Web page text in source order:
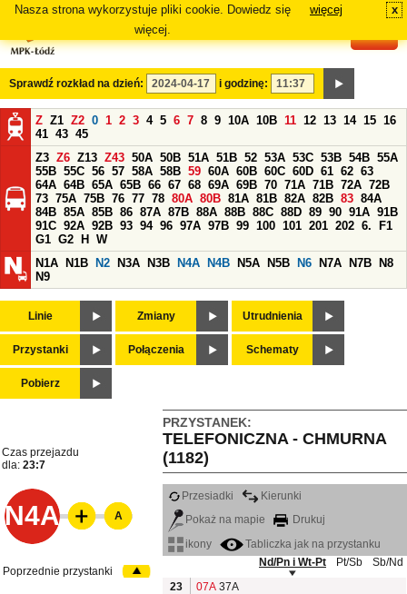
Nasza strona wykorzystuje pliki cookie. Dowiedz się
więcej.
więcej x
Sprawdź rozkład na dzień: i godzinę:
Z Z1 Z2 0 1 2 3 4 5 6 7 8 9 10A 10B 11 12 13 14 15 16
41 43 45
Z3 Z6 Z13 Z43 50A 50B 51A 51B 52 53A 53C 53B 54B 55A
55B 55C 56 57 58A 58B 59 60A 60B 60C 60D 61 62 63
64A 64B 65A 65B 66 67 68 69A 69B 70 71A 71B 72A 72B
73 75A 75B 76 77 78 80A 80B 81A 81B 82A 82B 83 84A
84B 85A 85B 86 87A 87B 88A 88B 88C 88D 89 90 91A 91B
91C 92A 92B 93 94 96 97A 97B 99 100 101 201 202 6.
F1
G1 G2 H
W
N1A
N1B N2 N3A N3B N4A N4B N5A N5B N6 N7A N7B
N8
N9
Linie Zmiany Utrudnienia
Przystanki Połączenia Schematy
Pobierz
PRZYSTANEK:
TELEFONICZNA - CHMURNA
(1182)
Czas przejazdu
dla: 23:7
N4A
Przesiadki
Kierunki
Pokaż na mapie
Drukuj
ikony
Tabliczka jak na przystanku
Nd/Pn i Wt-Pt
Pt/Sb
Sb/Nd
23
07A 37A
A
Poprzednie przystanki